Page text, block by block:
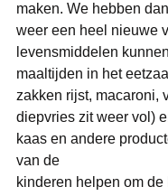
maken. We hebben
weer een heel nieuwe
levensmiddelen
maaltijden in het
zakken rijst, macaroni,
diepvries zit weer vol)
kaas en andere
van de
kinderen helpen om de